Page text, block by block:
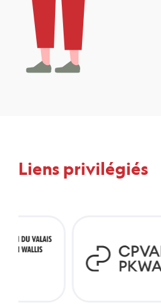
Liens privilégiés